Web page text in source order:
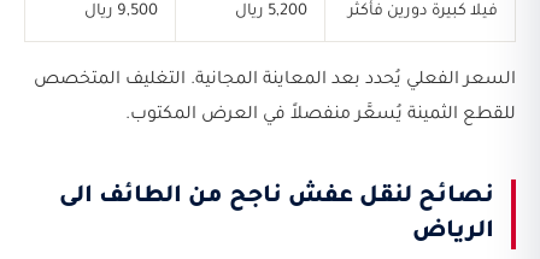
فيلا كبيرة دورين فأكثر 5,200 ريال 9,500 ريال
السعر الفعلي يُحدد بعد المعاينة المجانية. التغليف المتخصص
للقطع الثمينة يُسعَّر منفصلاً في العرض المكتوب.
نصائح لنقل عفش ناجح من الطائف الى
الرياض